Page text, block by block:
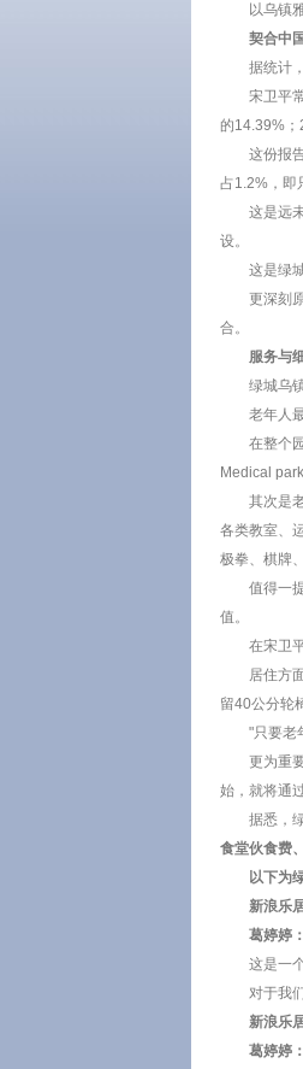
以乌镇
契合中
据统计
宋卫平
的14.39%；
这份报
占1.2%，即
这是远
设。
这是绿
更深刻
合。
服务与
绿城乌
老年人
在整个
Medical
其次是
各类教室、
极拳、棋牌
值得一
值。
在宋卫
居住方
留40公分轮
"只要老
更为重
始，就将通
据悉，
食堂伙食费
以下为
新浪乐
葛婷婷：
这是一
对于我
新浪乐
葛婷婷：